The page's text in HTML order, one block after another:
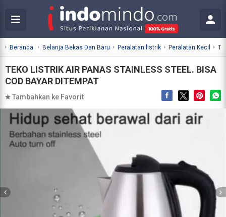
Beranda Belanja Bekas Dan Baru Peralatan listrik Peralatan Kecil
TEKO LISTRIK AIR PANAS STAINLESS STEEL. BISA
COD BAYAR DITEMPAT
Tambahkan ke Favorit